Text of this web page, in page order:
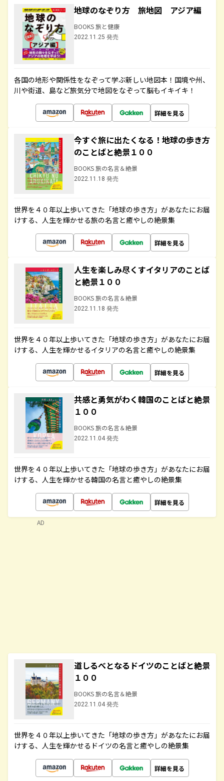
地球のなぞり方 旅地図 アジア編
BOOKS 旅と健康
2022.11.25 発売
各国の地形や関係性をなぞって学ぶ新しい地図本！国境や州、
川や街道、島など旅気分で地図をなぞって脳もイキイキ！
詳細を見る
今すぐ旅に出たくなる！地球の歩き方
のことばと絶景１００
BOOKS 旅の名言＆絶景
2022.11.18 発売
世界を４０年以上歩いてきた「地球の歩き方」があなたにお届
けする、人生を輝かせる旅の名言と癒やしの絶景集
詳細を見る
人生を楽しみ尽くすイタリアのことば
と絶景１００
BOOKS 旅の名言＆絶景
2022.11.18 発売
世界を４０年以上歩いてきた「地球の歩き方」があなたにお届
けする、人生を輝かせるイタリアの名言と癒やしの絶景集
詳細を見る
共感と勇気がわく韓国のことばと絶景
１００
BOOKS 旅の名言＆絶景
2022.11.04 発売
世界を４０年以上歩いてきた「地球の歩き方」があなたにお届
けする、人生を輝かせる韓国の名言と癒やしの絶景集
詳細を見る
道しるべとなるドイツのことばと絶景
１００
BOOKS 旅の名言＆絶景
2022.11.04 発売
世界を４０年以上歩いてきた「地球の歩き方」があなたにお届
けする、人生を輝かせるドイツの名言と癒やしの絶景集
詳細を見る
AD